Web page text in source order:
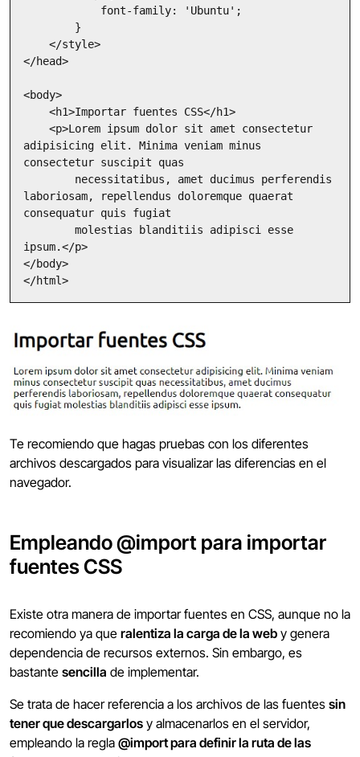
</head>
<body>
adipisicing elit. Minima veniam minus
consectetur suscipit quas
laboriosam, repellendus doloremque quaerat
consequatur quis fugiat
ipsum.</p>
</body>
</html>
Te recomiendo que hagas pruebas con los diferentes
archivos descargados para visualizar las diferencias en el
navegador.
Empleando @import para importar
fuentes CSS
Existe otra manera de importar fuentes en CSS, aunque no la
recomiendo ya que ralentiza la carga de la web y genera
dependencia de recursos externos. Sin embargo, es
bastante sencilla de implementar.
Se trata de hacer referencia a los archivos de las fuentes sin
tener que descargarlos y almacenarlos en el servidor,
empleando la regla @import para definir la ruta de las